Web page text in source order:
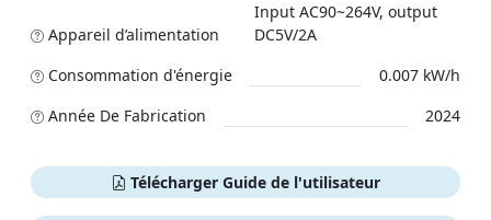
Appareil d’alimentation
Input AC90~264V, output
DC5V/2A
Сonsommation d'énergie
0.007 kW/h
Année De Fabrication
2024
Télécharger Guide de l'utilisateur